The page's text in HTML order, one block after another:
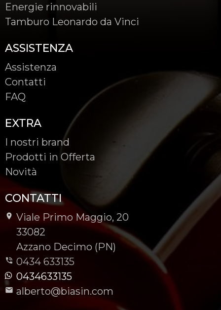
Energie rinnovabili
Tamburo Leonardo da Vinci
ASSISTENZA
Assistenza
Contatti
FAQ
EXTRA
I nostri brand
Prodotti in Offerta
Novità
CONTATTI
Viale Primo Maggio, 20
-
33082
-
Azzano Decimo (PN)
0434 633135
0434633135
alberto@biasin.com